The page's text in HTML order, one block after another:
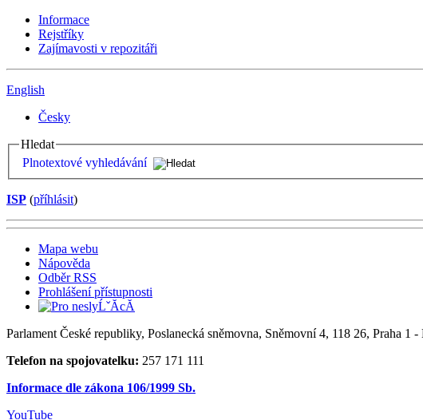
Informace
Rejstříky
Zajímavosti v repozitáři
English
Česky
Hledat
Plnotextové vyhledávání
ISP (příhlásit)
Mapa webu
Nápověda
Odběr RSS
Prohlášení přístupnosti
Parlament České republiky, Poslanecká sněmovna, Sněmovní 4, 118 26, Praha 1 -
Telefon na spojovatelku: 257 171 111
Informace dle zákona 106/1999 Sb.
YouTube